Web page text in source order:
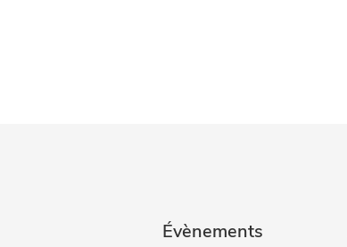
Évènements